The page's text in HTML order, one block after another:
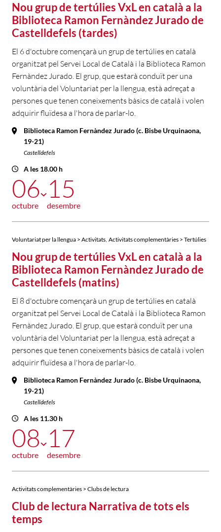
Nou grup de tertúlies VxL en català a la
Biblioteca Ramon Fernàndez Jurado de
Castelldefels (tardes)
El 6 d'octubre començarà un grup de tertúlies en català
organitzat pel Servei Local de Català i la Biblioteca Ramon
Fernàndez Jurado. El grup, que estarà conduït per una
voluntària del Voluntariat per la llengua, està adreçat a
persones que tenen coneixements bàsics de català i volen
adquirir fluïdesa a l'hora de parlar-lo.
Biblioteca Ramon Fernàndez Jurado (c. Bisbe Urquinaona,
19-21)
Castelldefels
A les 18.00 h
06
octubre
15
desembre
Voluntariat per la llengua > Activitats Activitats complementàries > Tertúlies
Nou grup de tertúlies VxL en català a la
Biblioteca Ramon Fernàndez Jurado de
Castelldefels (matins)
El 8 d'octubre començarà un grup de tertúlies en català
organitzat pel Servei Local de Català i la Biblioteca Ramon
Fernàndez Jurado. El grup, que estarà conduït per una
voluntària del Voluntariat per la llengua, està adreçat a
persones que tenen coneixements bàsics de català i volen
adquirir fluïdesa a l'hora de parlar-lo.
Biblioteca Ramon Fernàndez Jurado (c. Bisbe Urquinaona,
19-21)
Castelldefels
A les 11.30 h
08
octubre
17
desembre
Activitats complementàries > Clubs de lectura
Club de lectura Narrativa de tots els
temps